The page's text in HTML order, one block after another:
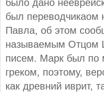
было дано
был переводчикаом
Павла, об этом
называемым Отцом
писем. Марк был по
греком, поэтому,
как древний иврит,